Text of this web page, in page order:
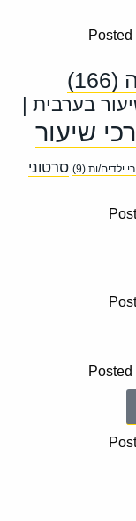
Posted
(166)
בערבית |
שיעור
ילדים/ות (9)
סרטוני
Posted